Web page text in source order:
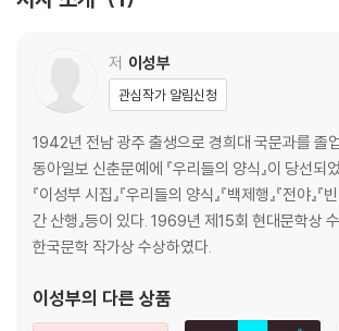
저 이성부
관심작가 알림신청
1942년 전남 광주 출생으로 경희대 국문과를 졸
동아일보 신춘문예에 『우리들의 양식』이 당선되
『이성부 시집』『우리들의 양식』『백제행』『전야』『
간 산행』등이 있다. 1969년 제15회 현대문학상
한국문학 작가상 수상하였다.
이성부의 다른 상품